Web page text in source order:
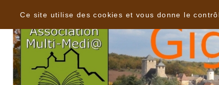
Ce site utilise des cookies et vous donne le